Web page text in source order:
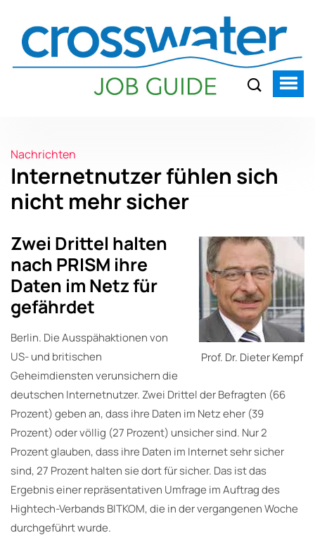
Nachrichten
Internetnutzer fühlen sich
nicht mehr sicher
Prof. Dr. Dieter Kempf
Zwei Drittel halten
nach PRISM ihre
Daten im Netz für
gefährdet
Berlin. Die Ausspähaktionen von
US- und britischen
Geheimdiensten verunsichern die
deutschen Internetnutzer. Zwei Drittel der Befragten (66
Prozent) geben an, dass ihre Daten im Netz eher (39
Prozent) oder völlig (27 Prozent) unsicher sind. Nur 2
Prozent glauben, dass ihre Daten im Internet sehr sicher
sind, 27 Prozent halten sie dort für sicher. Das ist das
Ergebnis einer repräsentativen Umfrage im Auftrag des
Hightech-Verbands BITKOM, die in der vergangenen Woche
durchgeführt wurde.